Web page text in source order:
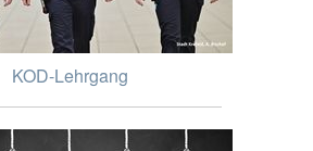
KOD-Lehrgang